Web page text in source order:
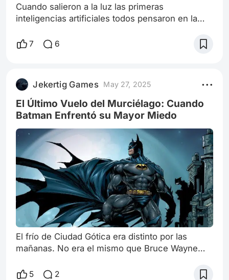
Cuando salieron a la luz las primeras
inteligencias artificiales todos pensaron en la
nos metió en la cabeza a rajatabla que inventar
dominar al mundo, y la respuesta casi siempre
es la misma "no estoy programado para eso" sin
embargo han habido casos como el de la
7 6
Jekertig Games May 27, 2025
El Último Vuelo del Murciélago: Cuando
Batman Enfrentó su Mayor Miedo
El frío de Ciudad Gótica era distinto por las
mañanas. No era el mismo que Bruce Wayne
patrullaba los tejados, con el viento azotando su
5 2